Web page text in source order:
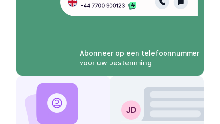
Abonneer op een telefoonnummer
voor uw bestemming